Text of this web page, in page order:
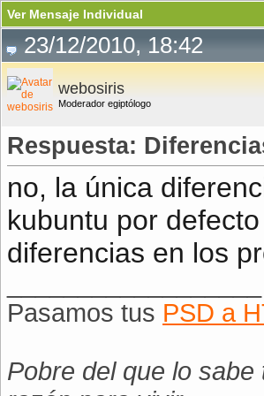
Ver Mensaje Individual
23/12/2010, 18:42
webosiris
Moderador egiptólogo
Respuesta:
no, la única
kubuntu por
diferencias en los
Pasamos tus PSD a
Pobre del que lo